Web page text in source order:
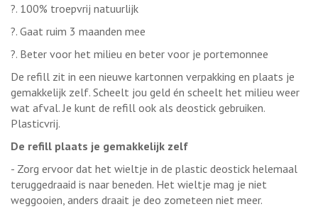
?. 100% troepvrij natuurlijk
?. Gaat ruim 3 maanden mee
?. Beter voor het milieu en beter voor je portemonnee
De refill zit in een nieuwe kartonnen verpakking en plaats je
gemakkelijk zelf. Scheelt jou geld én scheelt het milieu weer
wat afval. Je kunt de refill ook als deostick gebruiken.
Plasticvrij.
De refill plaats je gemakkelijk zelf
- Zorg ervoor dat het wieltje in de plastic deostick helemaal
teruggedraaid is naar beneden. Het wieltje mag je niet
weggooien, anders draait je deo zometeen niet meer.